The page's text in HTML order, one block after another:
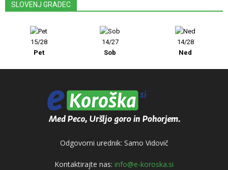
SLOVENJ GRADEC
15/28
Pet
14/27
Sob
14/28
Ned
Odgovorni urednik: Samo Vidovič
Kontaktirajte nas: info@e-koroska.si